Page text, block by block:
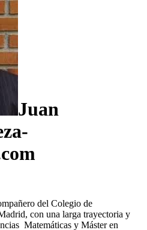
Juan
del Colegio de
con una larga trayectoria y
Matemáticas y Máster en